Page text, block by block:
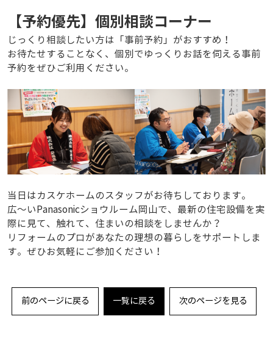
【予約優先】個別相談コーナー
じっくり相談したい方は「事前予約」がおすすめ！
お待たせすることなく、個別でゆっくりお話を伺える事前
予約をぜひご利用ください。
当日はカスケホームのスタッフがお待ちしております。
広～いPanasonicショウルーム岡山で、最新の住宅設備を実
際に見て、触れて、住まいの相談をしませんか？
リフォームのプロがあなたの理想の暮らしをサポートしま
す。ぜひお気軽にご参加ください！
前のページに戻る 一覧に戻る 次のページを見る